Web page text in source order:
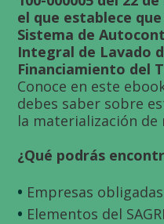
el que establece
Sistema de
Integral de Lavado
Financiamiento del
Conoce en este
debes saber sobre
la materialización de
¿Qué podrás
• Empresas
• Elementos del